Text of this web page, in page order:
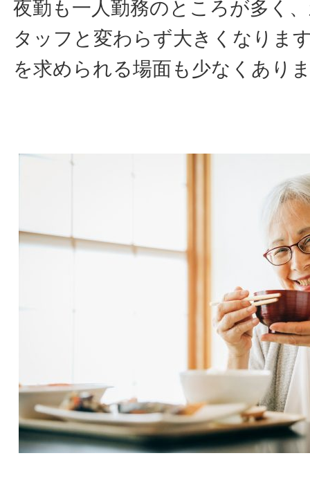
夜勤も一人勤務のところが多く
タッフと変わらず大きくなりま
を求められる場面も少なくあり